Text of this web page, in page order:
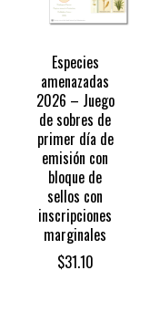
Especies
amenazadas
2026 – Juego
de sobres de
primer día de
emisión con
bloque de
sellos con
inscripciones
marginales
$31.10